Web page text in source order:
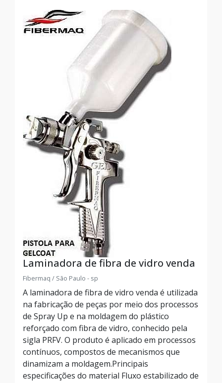
Laminadora de fibra de vidro venda
Fibermaq / São Paulo - sp
A laminadora de fibra de vidro venda é utilizada
na fabricação de peças por meio dos processos
de Spray Up e na moldagem do plástico
reforçado com fibra de vidro, conhecido pela
sigla PRFV. O produto é aplicado em processos
contínuos, compostos de mecanismos que
dinamizam a moldagem.Principais
especificações do material Fluxo estabilizado de